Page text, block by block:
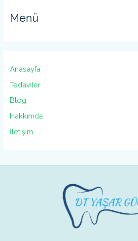
Menü
Anasayfa
Tedaviler
Blog
Hakkımda
İletişim